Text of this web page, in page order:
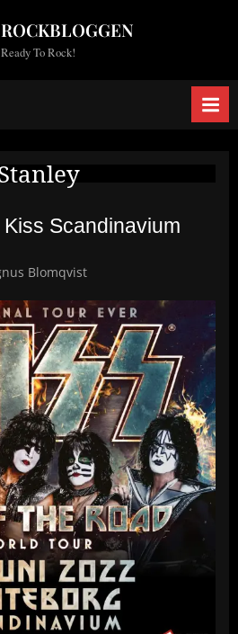
ROCKBLOGGEN
Ready To Rock!
Scandinavium
Blomqvist